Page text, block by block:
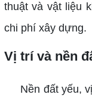
thuật và vật liệu
chi phí xây dựng.
Vị trí và nền
Nền đất yếu, vị